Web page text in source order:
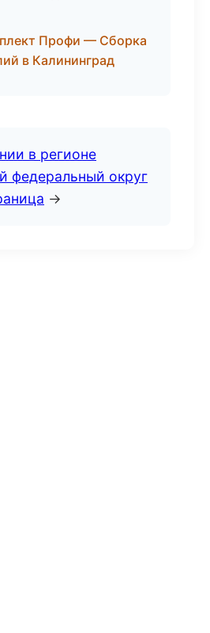
Профи — Сборка
в Калининград
в регионе
федеральный округ
→